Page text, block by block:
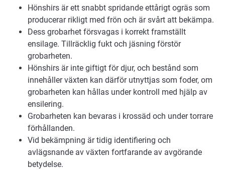
Hönshirs är ett snabbt spridande ettårigt ogräs som
producerar rikligt med frön och är svårt att bekämpa.
Dess grobarhet försvagas i korrekt framställt
ensilage. Tillräcklig fukt och jäsning förstör
grobarheten.
Hönshirs är inte giftigt för djur, och bestånd som
innehåller växten kan därför utnyttjas som foder, om
grobarheten kan hållas under kontroll med hjälp av
ensilering.
Grobarheten kan bevaras i krossäd och under torrare
förhållanden.
Vid bekämpning är tidig identifiering och
avlägsnande av växten fortfarande av avgörande
betydelse.